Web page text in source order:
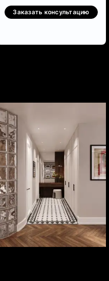
Заказать консультацию